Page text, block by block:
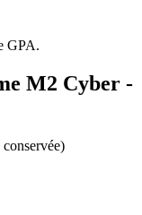
GPA.
M2 Cyber -